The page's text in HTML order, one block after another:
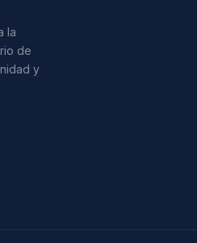
la
de
y